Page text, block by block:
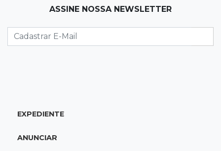
Granizo danifica telhados e plantações
durante temporal no interior
Vitória goleia Athletico-PR por 4 a 0 e avança
ASSINE NOSSA NEWSLETTER
EXPEDIENTE
ANUNCIAR